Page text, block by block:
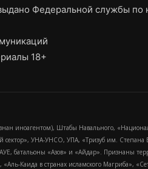
Федеральной службы по
18+
иноагентом), Штабы Навального,
УНА-УНСО, УПА, «Тризуб им.
АУЕ, батальоны «Азов» и «Айдар». Признаны
Каида в странах исламского Магриба»,